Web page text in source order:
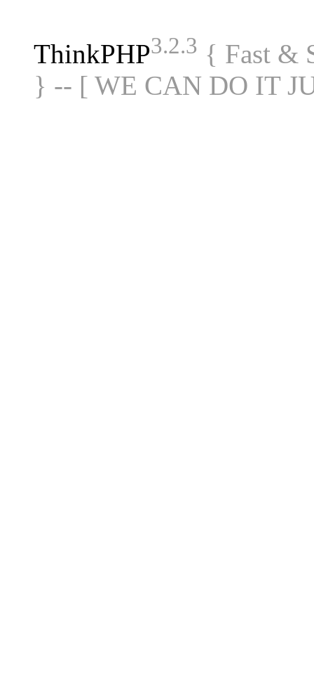
ThinkPHP3.2.3 { Fast &
} -- [ WE CAN DO IT